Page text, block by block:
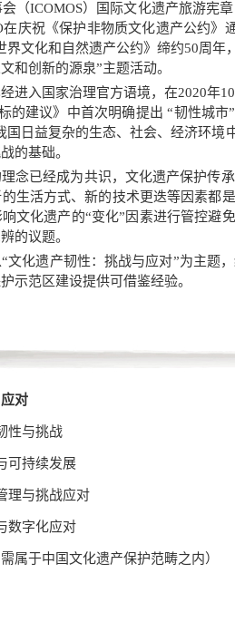
（ICOMOS）国际文化遗产旅游宪
在庆祝《保护非物质文化遗产公约
界文化和自然遗产公约》缔约50周年
和创新的源泉”主题活动。
进入国家治理官方语境，在2020年
的建议》中首次明确提出 “韧性城
国日益复杂的生态、社会、经济环境
的基础。
念已经成为共识，文化遗产保护传
生活方式、新的技术更迭等因素都
文化遗产的“变化”因素进行管控避
的议题。
文化遗产韧性：挑战与应对”为主题
示范区建设提供可借鉴经验。
对
性与挑战
可持续发展
理与挑战应对
数字化应对
属于中国文化遗产保护范畴之内）